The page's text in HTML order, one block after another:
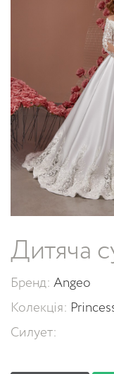
Дитяча
Бренд: Angeo
Колекція:
Силует: